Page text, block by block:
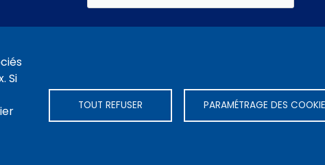
Si
TOUT REFUSER PARAMÉTRAGE DES